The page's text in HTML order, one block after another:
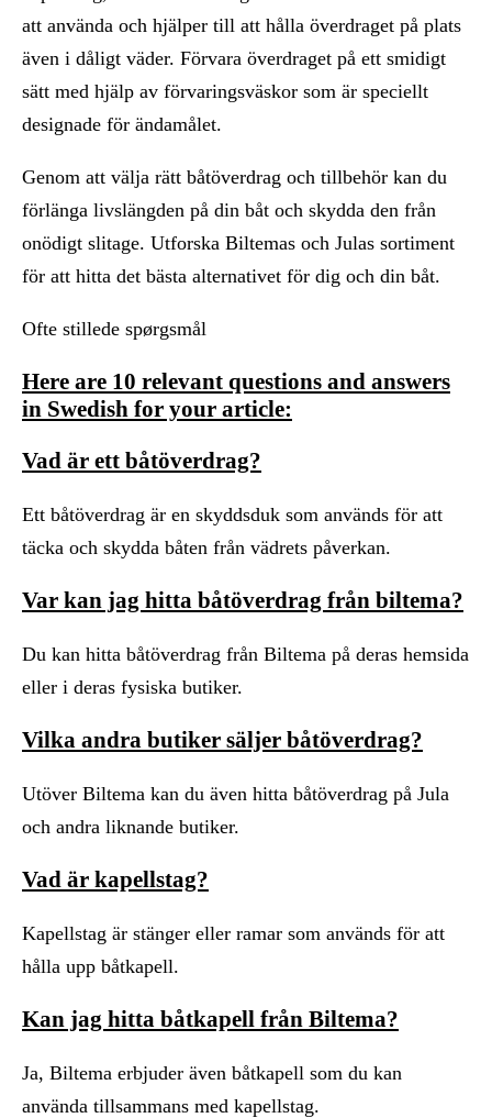
att använda och hjälper till att hålla överdraget på plats
även i dåligt väder. Förvara överdraget på ett smidigt
sätt med hjälp av förvaringsväskor som är speciellt
designade för ändamålet.
Genom att välja rätt båtöverdrag och tillbehör kan du
förlänga livslängden på din båt och skydda den från
onödigt slitage. Utforska Biltemas och Julas sortiment
för att hitta det bästa alternativet för dig och din båt.
Ofte stillede spørgsmål
Here are 10 relevant questions and answers
in Swedish for your article:
Vad är ett båtöverdrag?
Ett båtöverdrag är en skyddsduk som används för att
täcka och skydda båten från vädrets påverkan.
Var kan jag hitta båtöverdrag från biltema?
Du kan hitta båtöverdrag från Biltema på deras hemsida
eller i deras fysiska butiker.
Vilka andra butiker säljer båtöverdrag?
Utöver Biltema kan du även hitta båtöverdrag på Jula
och andra liknande butiker.
Vad är kapellstag?
Kapellstag är stänger eller ramar som används för att
hålla upp båtkapell.
Kan jag hitta båtkapell från Biltema?
Ja, Biltema erbjuder även båtkapell som du kan
använda tillsammans med kapellstag.